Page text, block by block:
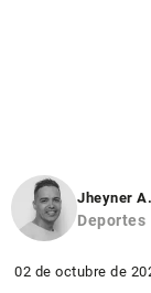
Jheyner
Deportes
02 de octubre de